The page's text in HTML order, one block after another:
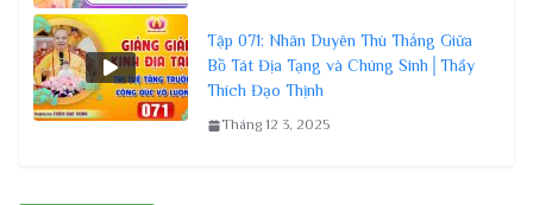
Tập 071: Nhân Duyên Thù Thắng Giữa
Bồ Tát Địa Tạng và Chúng Sinh│Thầy
Thích Đạo Thịnh
Tháng 12 3, 2025